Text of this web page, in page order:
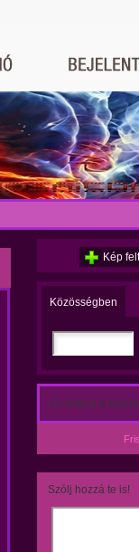
Kép
Közösségben
Ez történt a
Szólj hozzá te is!